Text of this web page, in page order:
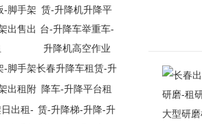
-脚手架
出租附
出租-
长春升降车租赁-升
降车-升降平台租
赁-升降梯-升降-升